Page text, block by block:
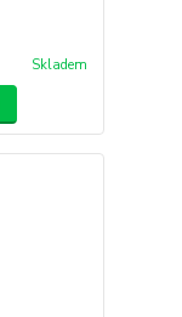
Skladem